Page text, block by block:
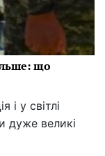
що
і у світлі
дуже великі